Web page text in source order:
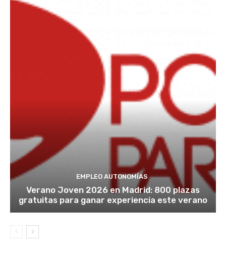
EMPLEO AUTONOMÍAS
Verano Joven 2026 en Madrid: 800 plazas
gratuitas para ganar experiencia este verano